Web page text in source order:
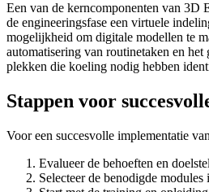
Een van de kerncomponenten van 3D
de engineeringsfase een virtuele
mogelijkheid om digitale modellen te
automatisering van routinetaken en
plekken die koeling nodig hebben
Stappen voor
Voor een succesvolle implementatie
Evalueer de behoeften en
Selecteer de benodigde